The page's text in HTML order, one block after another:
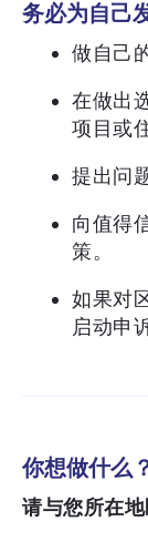
务必为自己
做自己
在做出
项目或
提出问
向值得
策。
如果对
启动申
你想做什么
请与您所在